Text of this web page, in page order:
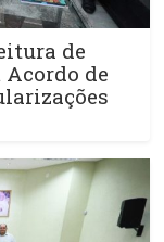
de
Acordo de